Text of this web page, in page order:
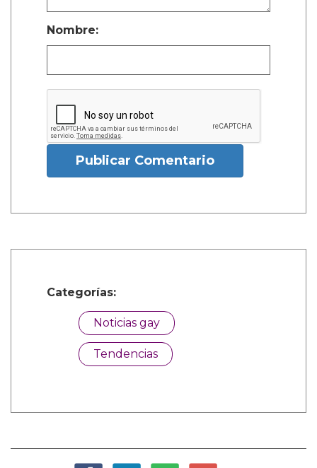
Nombre:
Publicar Comentario
Categorías:
Noticias gay
Tendencias